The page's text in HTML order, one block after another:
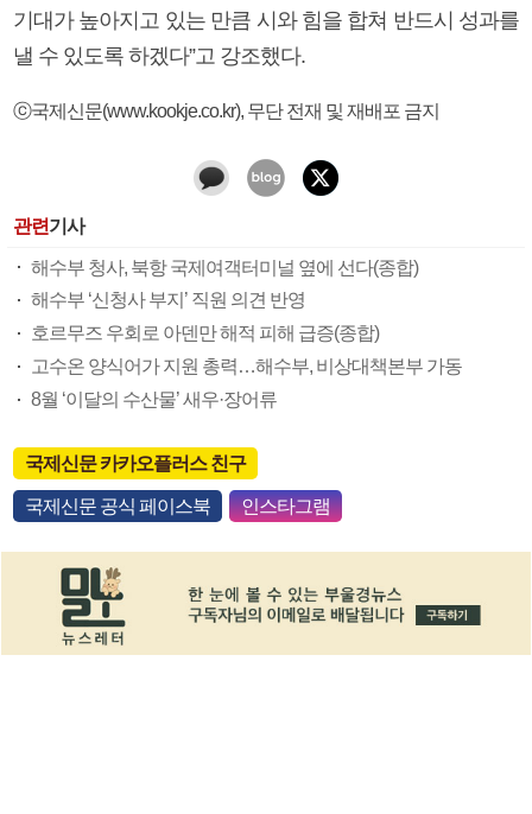
기대가 높아지고 있는 만큼 시와 힘을 합쳐 반드시 성과를
낼 수 있도록 하겠다”고 강조했다.
ⓒ국제신문(www.kookje.co.kr), 무단 전재 및 재배포 금지
관련기사
해수부 청사, 북항 국제여객터미널 옆에 선다(종합)
해수부 ‘신청사 부지’ 직원 의견 반영
호르무즈 우회로 아덴만 해적 피해 급증(종합)
고수온 양식어가 지원 총력…해수부, 비상대책본부 가동
8월 ‘이달의 수산물’ 새우·장어류
국제신문 카카오플러스 친구
국제신문 공식 페이스북 인스타그램